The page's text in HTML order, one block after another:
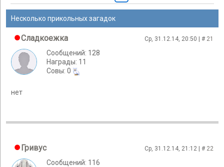
Несколько прикольных загадок
Сладкоежка Ср, 31.12.14, 20:50 | # 21
Сообщений: 128
Награды: 11
Cовы: 0
нет
Гривус Ср, 31.12.14, 21:12 | # 22
Сообщений: 116